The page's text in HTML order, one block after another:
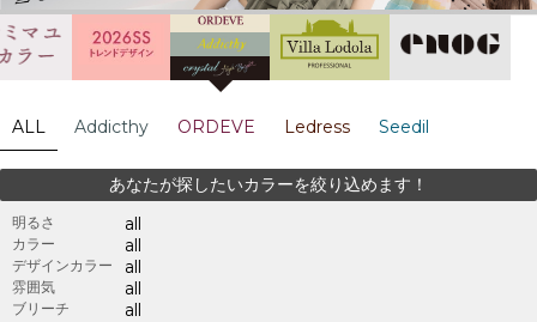
ALL Addicthy ORDEVE Ledress Seedil
あなたが探したいカラーを絞り込めます！
明るさ all
カラー all
デザインカラー all
雰囲気 all
ブリーチ all